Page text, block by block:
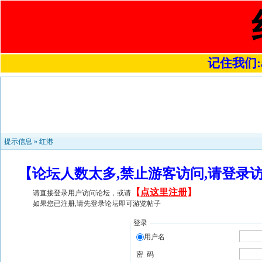
记住我们
提示信息 » 红港
【论坛人数太多,禁止游客访问,请登
请直接登录用户访问论坛，或请 【 点这里注册】
如果您已注册,请先登录论坛即可游览帖子
登录
用户名
密 码